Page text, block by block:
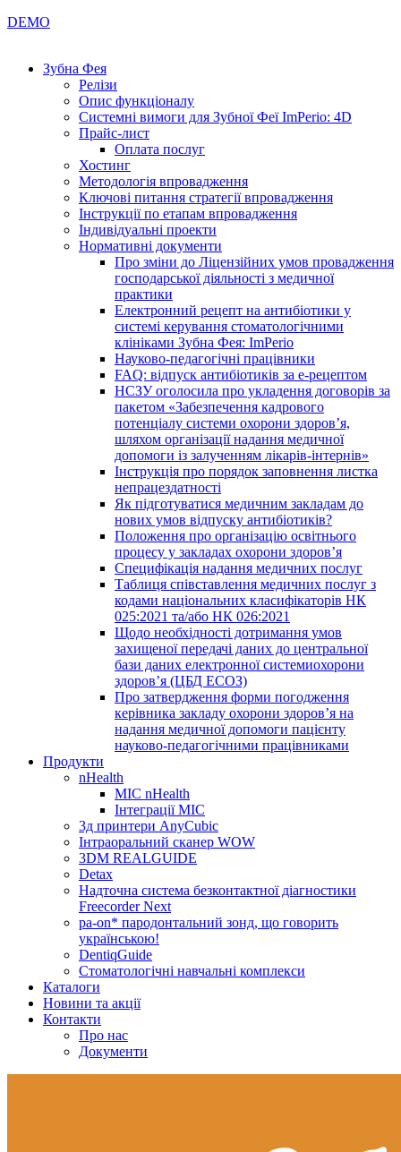
DEMO
Зубна Фея
Релізи
Опис функціоналу
Системні вимоги для Зубної Феї ImPerio: 4D
Прайс-лист
Оплата послуг
Хостинг
Методологія впровадження
Ключові питання стратегії впровадження
Інструкції по етапам впровадження
Індивідуальні проекти
Нормативні документи
Про зміни до Ліцензійних умов провадження
господарської діяльності з медичної
практики
Електронний рецепт на антибіотики у
системі керування стоматологічними
клініками Зубна Фея: ImPerio
Науково-педагогічні працівники
FAQ: відпуск антибіотиків за е-рецептом
НСЗУ оголосила про укладення договорів за
пакетом «Забезпечення кадрового
потенціалу системи охорони здоров’я,
шляхом організації надання медичної
допомоги із залученням лікарів-інтернів»
Інструкція про порядок заповнення листка
непрацездатності
Як підготуватися медичним закладам до
нових умов відпуску антибіотиків?
Положення про організацію освітнього
процесу у закладах охорони здоров’я
Специфікація надання медичних послуг
Таблиця співставлення медичних послуг з
кодами національних класифікаторів НК
025:2021 та/або НК 026:2021
Щодо необхідності дотримання умов
захищеної передачі даних до центральної
бази даних електронної системиохорони
здоров’я (ЦБД ЕСОЗ)
Про затвердження форми погодження
керівника закладу охорони здоров’я на
надання медичної допомоги пацієнту
науково-педагогічними працівниками
Продукти
nHealth
МІС nHealth
Інтеграції МІС
3д принтери AnyCubic
Інтраоральний сканер WOW
3DM REALGUIDE
Detax
Надточна система безконтактної діагностики
Freecorder Next
pa-on* пародонтальний зонд, що говорить
українською!
DentiqGuide
Стоматологічні навчальні комплекси
Каталоги
Новини та акції
Контакти
Про нас
Документи